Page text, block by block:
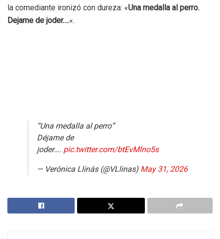
la comediante ironizó con dureza: «Una medalla al perro.
Dejame de joder….«.
“Una medalla al perro”
Déjame de
joder…. pic.twitter.com/btEvMlno5s
— Verónica Llinás (@VLlinas) May 31, 2026